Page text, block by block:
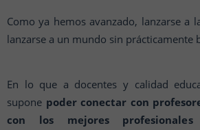
Como ya hemos avanzado, lanzarse a
lanzarse a un mundo sin prácticamente
En lo que a docentes y calidad
supone poder conectar con
con los mejores